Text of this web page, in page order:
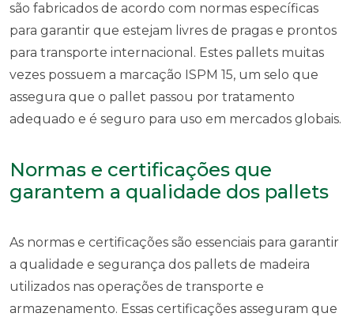
são fabricados de acordo com normas específicas
para garantir que estejam livres de pragas e prontos
para transporte internacional. Estes pallets muitas
vezes possuem a marcação ISPM 15, um selo que
assegura que o pallet passou por tratamento
adequado e é seguro para uso em mercados globais.
Normas e certificações que
garantem a qualidade dos pallets
As normas e certificações são essenciais para garantir
a qualidade e segurança dos pallets de madeira
utilizados nas operações de transporte e
armazenamento. Essas certificações asseguram que